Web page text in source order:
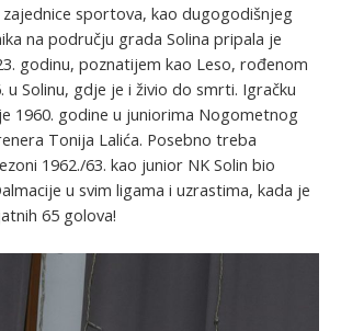
zajednice sportova, kao dugogodišnjeg
na području grada Solina pripala je
godinu, poznatijem kao Leso, rođenom
u Solinu, gdje je i živio do smrti. Igračku
1960. godine u juniorima Nogometnog
Tonija Lalića. Posebno treba
1962./63. kao junior NK Solin bio
u svim ligama i uzrastima, kada je
65 golova!